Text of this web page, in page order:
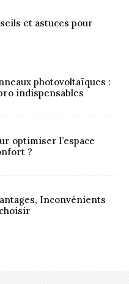
et astuces pour
photovoltaïques :
indispensables
optimiser l’espace
?
Inconvénients